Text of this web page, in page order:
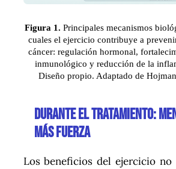
Figura 1. Principales mecanismos
cuales el ejercicio contribuye a
cáncer: regulación hormonal,
inmunológico y reducción de la
Diseño propio. Adaptado de
Durante el tratamiento:
más fuerza
Los beneficios del ejercicio